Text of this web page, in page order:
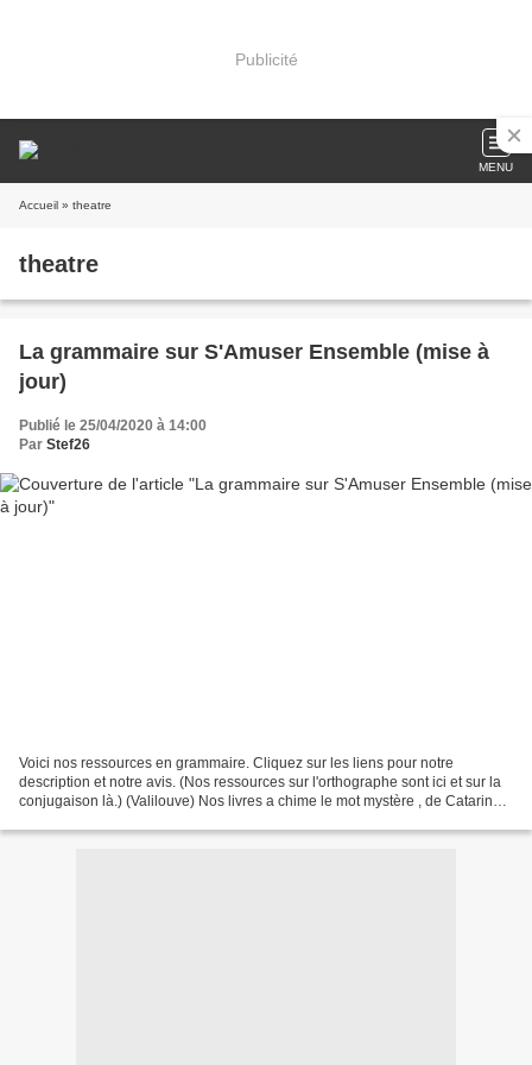
Publicité
MENU
Accueil » theatre
theatre
La grammaire sur S'Amuser Ensemble (mise à
jour)
Publié le 25/04/2020 à 14:00
Par Stef26
Voici nos ressources en grammaire. Cliquez sur les liens pour notre
description et notre avis. (Nos ressources sur l'orthographe sont ici et sur la
conjugaison là.) (Valilouve) Nos livres a chime le mot mystère , de Catarina